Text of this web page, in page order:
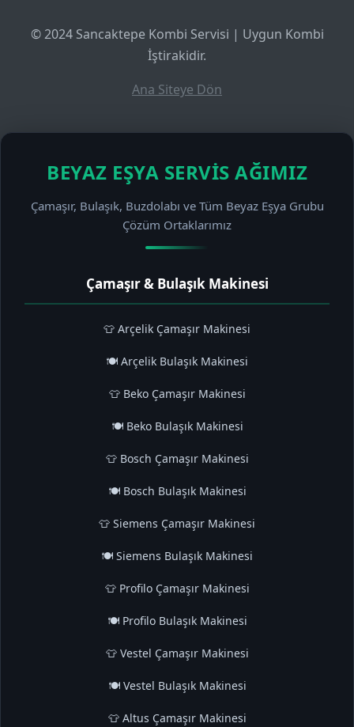
© 2024 Sancaktepe Kombi Servisi | Uygun Kombi
İştirakidir.
Ana Siteye Dön
BEYAZ EŞYA SERVIS AĞIMIZ
Çamaşır, Bulaşık, Buzdolabı ve Tüm Beyaz Eşya Grubu
Çözüm Ortaklarımız
Çamaşır & Bulaşık Makinesi
👕 Arçelik Çamaşır Makinesi
🍽️ Arçelik Bulaşık Makinesi
👕 Beko Çamaşır Makinesi
🍽️ Beko Bulaşık Makinesi
👕 Bosch Çamaşır Makinesi
🍽️ Bosch Bulaşık Makinesi
👕 Siemens Çamaşır Makinesi
🍽️ Siemens Bulaşık Makinesi
👕 Profilo Çamaşır Makinesi
🍽️ Profilo Bulaşık Makinesi
👕 Vestel Çamaşır Makinesi
🍽️ Vestel Bulaşık Makinesi
👕 Altus Çamaşır Makinesi